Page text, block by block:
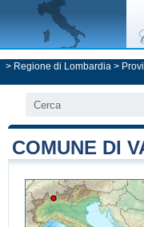
> Regione di Lombardia>
COMUNE DI